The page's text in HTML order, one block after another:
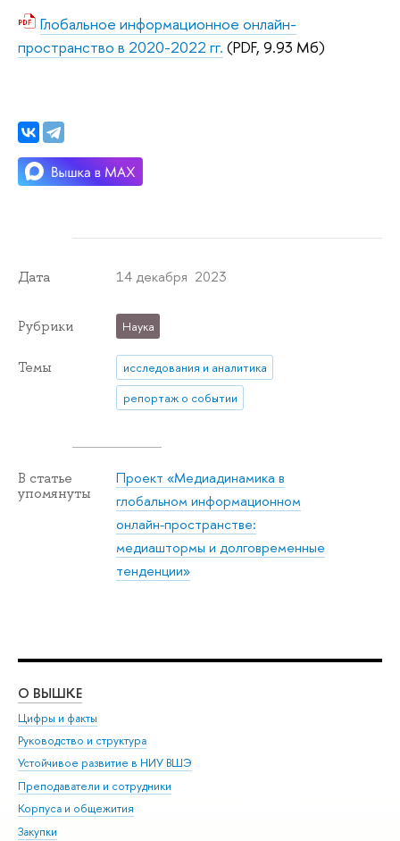
Глобальное информационное онлайн-
пространство в 2020-2022 гг. (PDF, 9.93 Мб)
Дата 14 декабря 2023
Рубрики Наука
Темы
исследования и аналитика
репортаж о событии
В статье
упомянуты
Проект «Медиадинамика в
глобальном информационном
онлайн-пространстве:
медиаштормы и долговременные
тенденции»
О ВЫШКЕ
Цифры и факты
Руководство и структура
Устойчивое развитие в НИУ ВШЭ
Преподаватели и сотрудники
Корпуса и общежития
Закупки